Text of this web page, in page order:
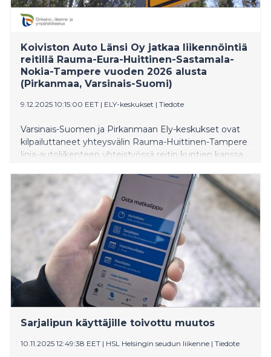
Koiviston Auto Länsi Oy jatkaa liikennöintiä
reitillä Rauma-Eura-Huittinen-Sastamala-
Nokia-Tampere vuoden 2026 alusta
(Pirkanmaa, Varsinais-Suomi)
9.12.2025 10:15:00 EET | ELY-keskukset | Tiedote
Varsinais-Suomen ja Pirkanmaan Ely-keskukset ovat
kilpailuttaneet yhteysvälin Rauma-Huittinen-Tampere
linja-autoliikenteen yhteistyössä reitin kuntien kanssa.
Koiviston Auto Länsi. Uusi sopimuskausi alkaa 1.1.2026.
Sarjalipun käyttäjille toivottu muutos
10.11.2025 12:49:38 EET | HSL Helsingin seudun liikenne | Tiedote